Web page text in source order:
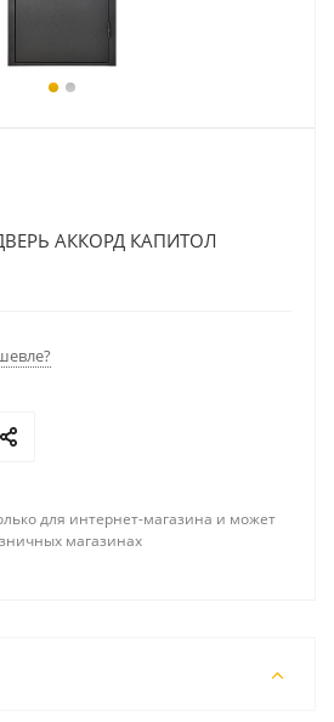
АККОРД КАПИТОЛ
для интернет-магазина и может
магазинах